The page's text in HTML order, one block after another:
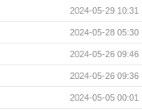
2024-05-29 10:31
2024-05-28 05:30
2024-05-26 09:46
2024-05-26 09:36
2024-05-05 00:01